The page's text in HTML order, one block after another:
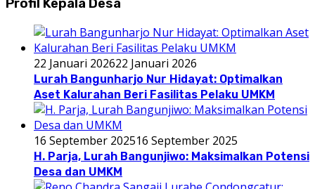
Profil Kepala Desa
22 Januari 202622 Januari 2026
Lurah Bangunharjo Nur Hidayat: Optimalkan
Aset Kalurahan Beri Fasilitas Pelaku UMKM
16 September 202516 September 2025
H. Parja, Lurah Bangunjiwo: Maksimalkan Potensi
Desa dan UMKM